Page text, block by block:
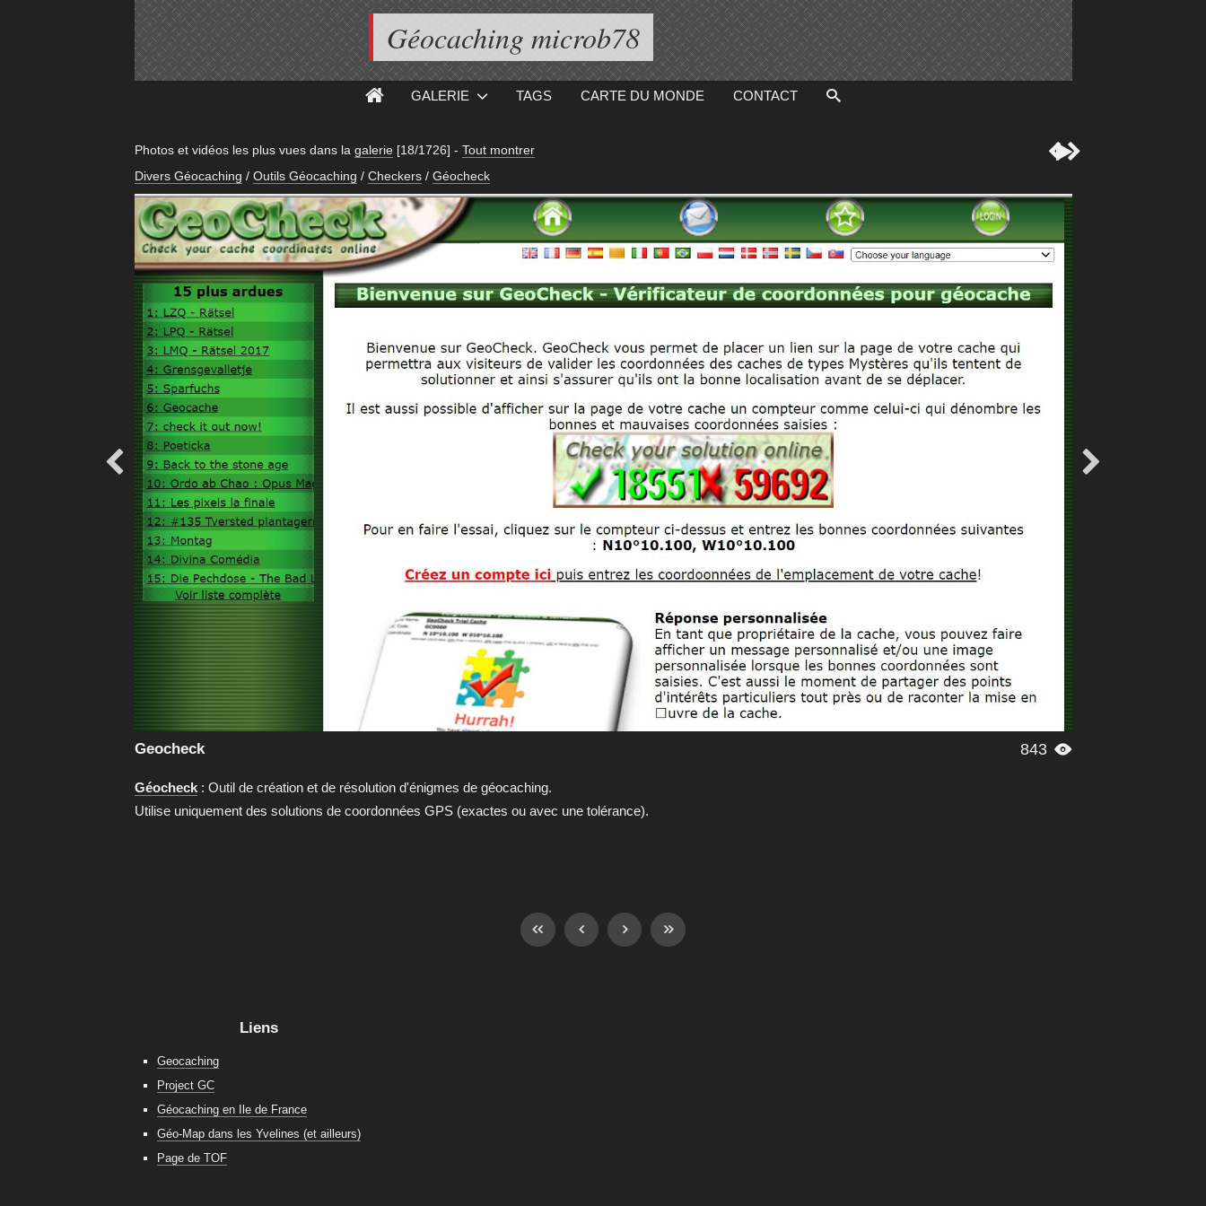
Géocaching microb78
GALERIE TAGS CARTE DU MONDE CONTACT
Photos et vidéos les plus vues dans la galerie [18/1726] - Tout montrer
Divers Géocaching / Outils Géocaching / Checkers / Géocheck

 
843 
Geocheck
Géocheck: Outil de création et de résolution d'énigmes de géocaching.
Utilise uniquement des solutions de coordonnées GPS (exactes ou avec une tolérance).
Liens
Geocaching
Project GC
Géocaching en Ile de France
Géo-Map dans les Yvelines (et ailleurs)
Page de TOF